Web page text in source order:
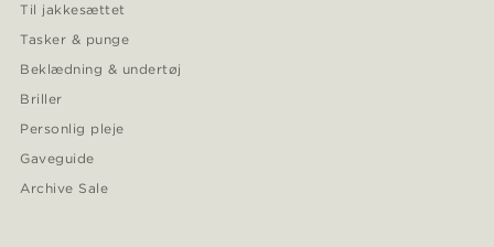
Til jakkesættet
Tasker & punge
Beklædning & undertøj
Briller
Personlig pleje
Gaveguide
Archive Sale